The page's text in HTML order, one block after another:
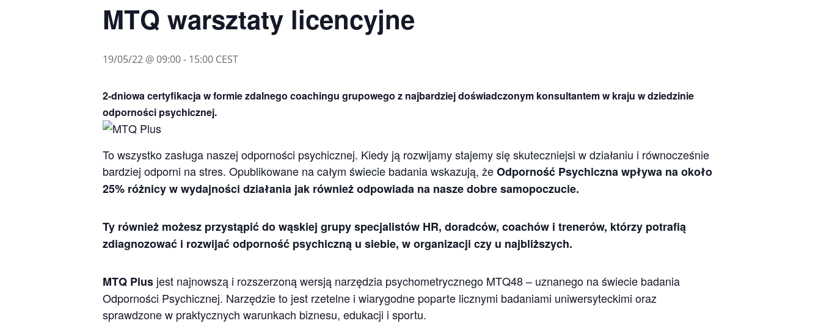
MTQ warsztaty licencyjne
19/05/22 @ 09:00- 15:00 CEST
2-dniowa certyfikacja w formie zdalnego coachingu grupowego z najbardziej doświadczonym konsultantem w kraju w dziedzinie
odporności psychicznej.
To wszystko zasługa naszej odporności psychicznej. Kiedy ją rozwijamy stajemy się skuteczniejsi w działaniu i równocześnie
bardziej odporni na stres. Opublikowane na całym świecie badania wskazują, żeOdporność Psychiczna wpływa na około
25% różnicy w wydajności działania jak również odpowiada na nasze dobre samopoczucie.
Ty również możesz przystąpić do wąskiej grupy specjalistów HR, doradców, coachów i trenerów, którzy potrafią
zdiagnozować i rozwijać odporność psychiczną u siebie, w organizacji czy u najbliższych.
MTQ Plus jest najnowszą i rozszerzoną wersją narzędzia psychometrycznego MTQ48 – uznanego na świecie badania
Odporności Psychicznej. Narzędzie to jest rzetelne i wiarygodne poparte licznymi badaniami uniwersyteckimi oraz
sprawdzone w praktycznych warunkach biznesu, edukacji i sportu.